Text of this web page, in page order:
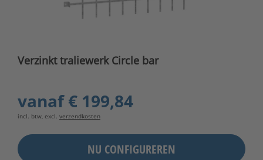
Verzinkt traliewerk Circle bar
vanaf€ 199,84
incl. btw, excl. verzendkosten
NU CONFIGUREREN